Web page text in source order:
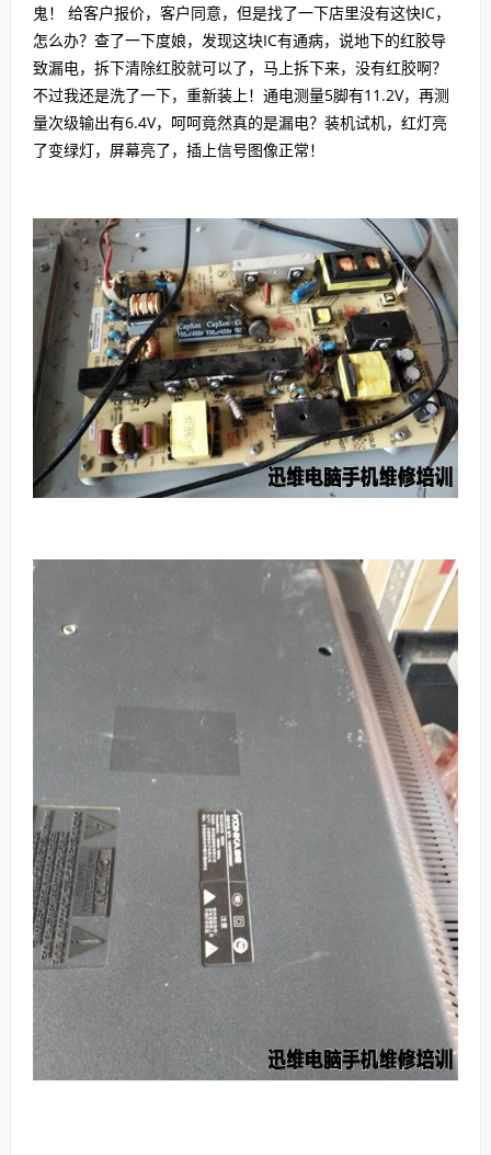
鬼！ 给客户报价，客户同意，但是找了一下店里没有这快IC，
怎么办？查了一下度娘，发现这块IC有通病，说地下的红胶导
致漏电，拆下清除红胶就可以了，马上拆下来，没有红胶啊？
不过我还是洗了一下，重新装上！通电测量5脚有11.2V，再测
量次级输出有6.4V，呵呵竟然真的是漏电？装机试机，红灯亮
了变绿灯，屏幕亮了，插上信号图像正常！